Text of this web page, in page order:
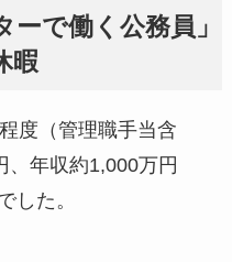
ーで働く公務員」
暇
度（管理職手当含
、年収約1,000万円
した。